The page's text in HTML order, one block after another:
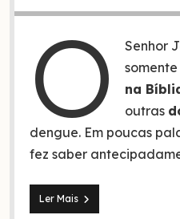
O
Senhor
na
outras
dengue. Em poucas
fez saber
Ler MaisJesus
previu